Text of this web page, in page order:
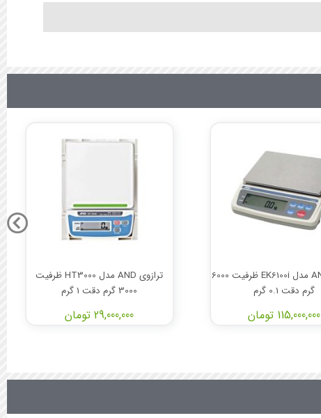
ترازوی AND مدل HT3000 ظرفیت
3000 گرم دقت 1 گرم
29,000,000 تومان
ترازوی AND مدل EK6100i ظرفیت 6000
گرم دقت 0.1 گرم
115,000,000 تومان